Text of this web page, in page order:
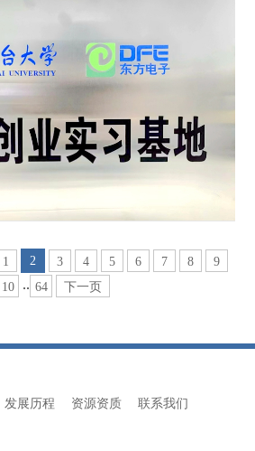
1 2 3 4 5 6 7 8
9
10
.. 64 下一页
发展历程 资源资质 联系我们